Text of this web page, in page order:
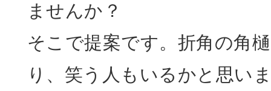
ませんか？
そこで提案です。折角の角
り、笑う人もいるかと思い